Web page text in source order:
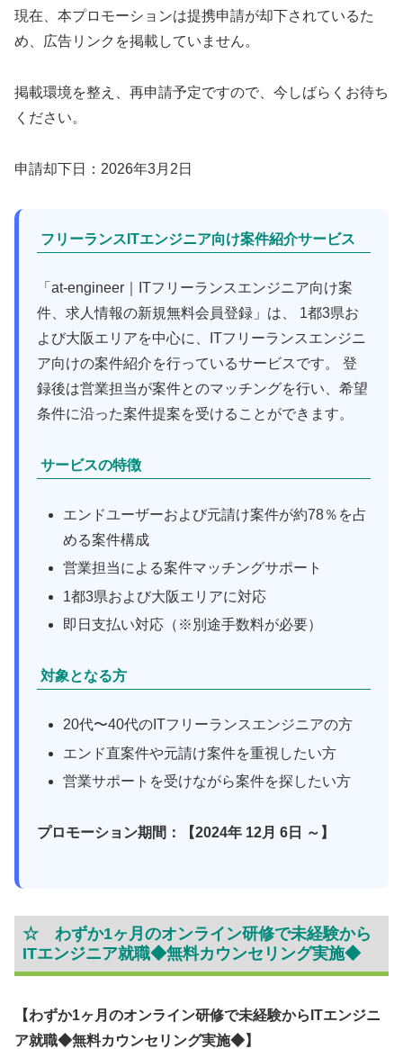
現在、本プロモーションは提携申請が却下されているた
め、広告リンクを掲載していません。
掲載環境を整え、再申請予定ですので、今しばらくお待ち
ください。
申請却下日：2026年3月2日
フリーランスITエンジニア向け案件紹介サービス
「at-engineer｜ITフリーランスエンジニア向け案
件、求人情報の新規無料会員登録」は、 1都3県お
よび大阪エリアを中心に、ITフリーランスエンジニ
ア向けの案件紹介を行っているサービスです。 登
録後は営業担当が案件とのマッチングを行い、希望
条件に沿った案件提案を受けることができます。
サービスの特徴
エンドユーザーおよび元請け案件が約78％を占
める案件構成
営業担当による案件マッチングサポート
1都3県および大阪エリアに対応
即日支払い対応（※別途手数料が必要）
対象となる方
20代〜40代のITフリーランスエンジニアの方
エンド直案件や元請け案件を重視したい方
営業サポートを受けながら案件を探したい方
プロモーション期間：【2024年 12月 6日 ～】
☆ わずか1ヶ月のオンライン研修で未経験から
ITエンジニア就職◆無料カウンセリング実施◆
【わずか1ヶ月のオンライン研修で未経験からITエンジニ
ア就職◆無料カウンセリング実施◆】